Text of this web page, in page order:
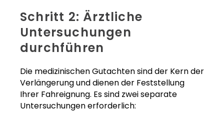
Schritt 2: Ärztliche
Untersuchungen
durchführen
Die medizinischen Gutachten sind der Kern der
Verlängerung und dienen der Feststellung
Ihrer Fahreignung. Es sind zwei separate
Untersuchungen erforderlich: